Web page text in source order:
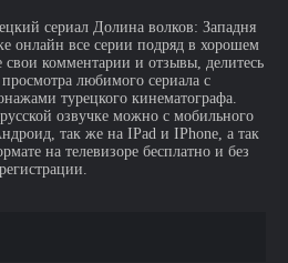
сериал Долина волков: Западня
онлайн все серии подряд в хорошем
свои комментарии и отзывы, делитесь
любимого сериала с
турецкого кинематографа.
озвучке можно с мобильного
так же на IPad и IPhone, а так
на телевизоре бесплатно и без
регистрации.